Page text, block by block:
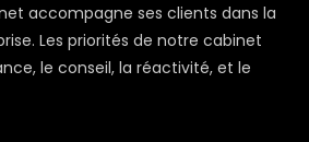
accompagne ses clients dans la
Les priorités de notre cabinet
le conseil, la réactivité, et le